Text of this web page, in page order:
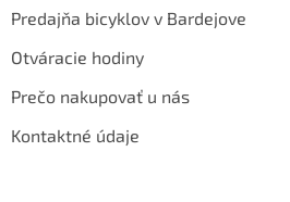
Predajňa bicyklov v Bardejove
Otváracie hodiny
Prečo nakupovať u nás
Kontaktné údaje